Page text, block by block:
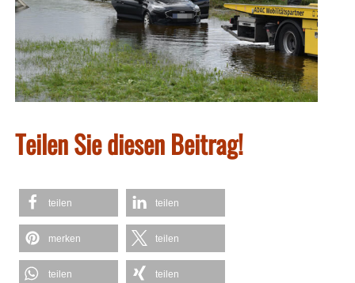
Teilen Sie diesen Beitrag!
teilen teilen
merken teilen
teilen teilen